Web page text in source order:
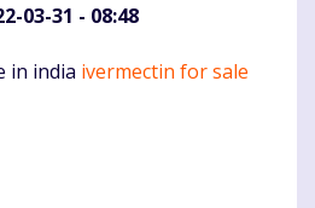
03-31 - 08:48
in india ivermectin for sale